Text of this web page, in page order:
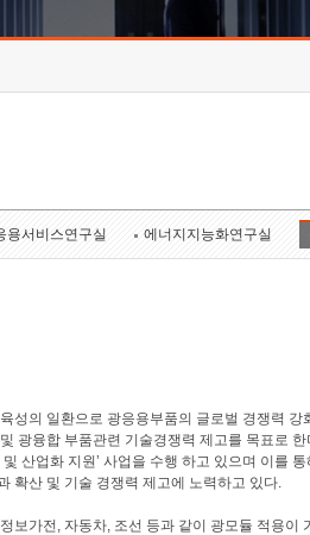
용서비스연구실 에너지지능화연구실
성의 일환으로 광응용부품의 글로벌 경쟁력
광융합 부품관련 기술경쟁력 제고를 목표로
산업화 지원’ 사업을 수행 하고 있으며 이를
확산 및 기술 경쟁력 제고에 노력하고 있다.
보가전, 자동차, 조선 등과 같이 광모듈 적용